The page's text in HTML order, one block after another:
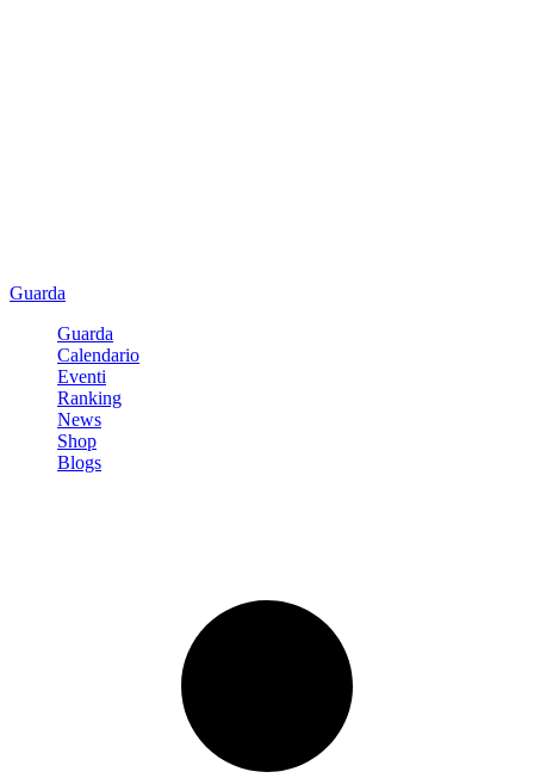
Guarda
Guarda
Calendario
Eventi
Ranking
News
Shop
Blogs